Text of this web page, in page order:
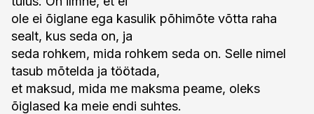
ole ei õiglane ega kasulik põhimõte võtta raha
sealt, kus seda on, ja
seda rohkem, mida rohkem seda on. Selle nimel
tasub mõtelda ja töötada,
et maksud, mida me maksma peame, oleks
õiglased ka meie endi suhtes.